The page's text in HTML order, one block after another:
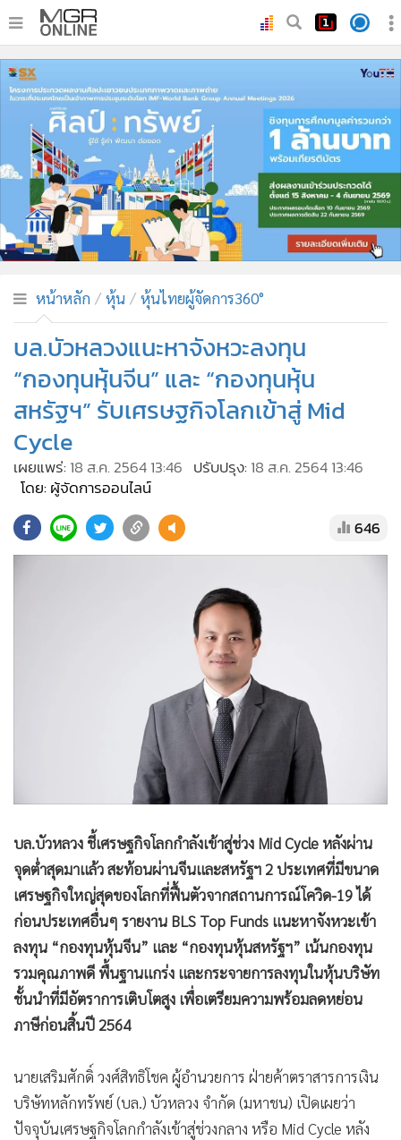
• หน้าหลัก
• ทันเหตุการณ์
ภาคใต้
ภูมิภาค
• Online Section
บันเทิง
• ผู้จัดการรายวัน
• คอลัมนิสต์
• ละคร
• CbizReview
• Cyber BIZ
• ผู้จัดกวน
• Good health & Well-being
Green Innovation & SD
• Management & HR
MGR Live
• Infographic
• การเมือง
• วิทยาศาสตร์
• SMEs
• หุ้น
• อินโดจีน
• กองทุนรวม
• Celeb Online
• Factcheck
News1
Gotomanager
หน้าหลัก หุ้น หุ้นไทยผู้จัดการ360°
บล.บัวหลวงแนะหาจังหวะลงทุน
“กองทุนหุ้นจีน” และ “กองทุนหุ้น
สหรัฐฯ” รับเศรษฐกิจโลกเข้าสู่ Mid
Cycle
เผยแพร่: 18 ส.ค. 2564 13:46 ปรับปรุง: 18 ส.ค. 2564 13:46
โดย: ผู้จัดการออนไลน์
646
บล.บัวหลวง ชี้เศรษฐกิจโลกกำลังเข้าสู่ช่วง Mid Cycle หลังผ่าน
จุดต่ำสุดมาแล้ว สะท้อนผ่านจีนและสหรัฐฯ 2 ประเทศที่มีขนาด
เศรษฐกิจใหญ่สุดของโลกที่ฟื้นตัวจากสถานการณ์โควิด-19 ได้
ก่อนประเทศอื่นๆ รายงาน BLS Top Funds แนะหาจังหวะเข้า
ลงทุน “กองทุนหุ้นจีน” และ “กองทุนหุ้นสหรัฐฯ” เน้นกองทุน
รวมคุณภาพดี พื้นฐานแกร่ง และกระจายการลงทุนในหุ้นบริษัท
ชั้นนำที่มีอัตราการเติบโตสูง เพื่อเตรียมความพร้อมลดหย่อน
ภาษีก่อนสิ้นปี 2564
นายเสริมศักดิ์ วงศ์สิทธิโชค ผู้อำนวยการ ฝ่ายค้าตราสารการเงิน
บริษัทหลักทรัพย์ (บล.) บัวหลวง จำกัด (มหาชน) เปิดเผยว่า
ปัจจุบันเศรษฐกิจโลกกำลังเข้าสู่ช่วงกลาง หรือ Mid Cycle หลัง